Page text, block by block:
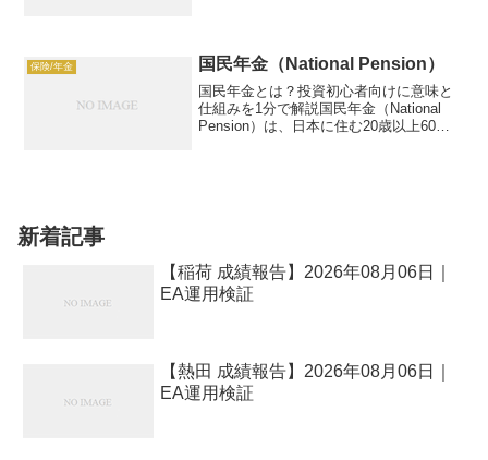
を、...
保険/年金 国民年金（National Pension）
国民年金とは？投資初心者向けに意味と
仕組みを1分で解説国民年金（National
Pension）は、日本に住む20歳以上60歳
新着記事
【稲荷 成績報告】2026年08月06日｜
EA運用検証
【熱田 成績報告】2026年08月06日｜
EA運用検証